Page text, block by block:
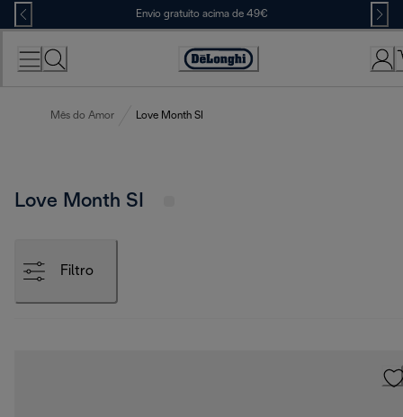
Skip
to
Content
Envio gratuito acima de 49€
Accessibility
Mês do Amor Love Month SI
Love Month SI
Filtro